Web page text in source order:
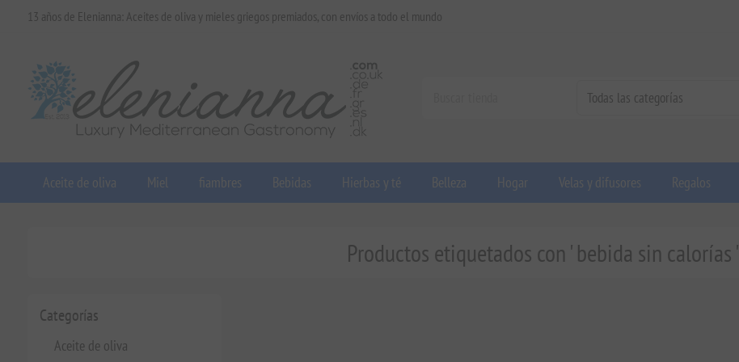
13 años de Elenianna: Aceites de oliva y mieles griegos premiados, con envíos a todo el mundo
Aceite de oliva Miel fiambres Bebidas Hierbas y té Belleza Hogar Velas y difusores Regalos
Categorías
Aceite de oliva
Productos etiquetados con ' bebida sin calorías '